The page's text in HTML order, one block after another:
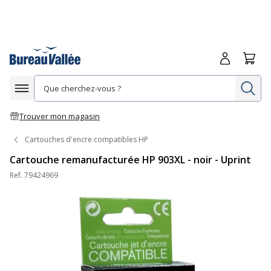
Afficher la navigation
Trouver mon magasin
Me
Cartouches d'encre compatibles HP
Cartouche remanufacturée HP 903XL - noir - Uprint
Ref. 79424969